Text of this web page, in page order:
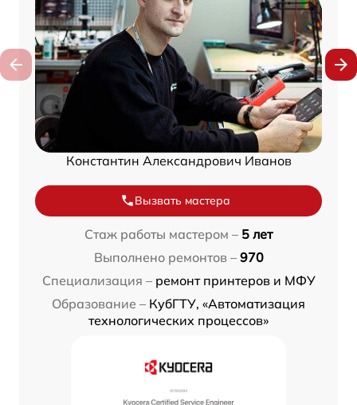
Константин Александрович Иванов
Вызвать мастера
Стаж работы мастером – 5 лет
Выполнено ремонтов – 970
Специализация – ремонт принтеров и МФУ
Образование – КубГТУ, «Автоматизация
технологических процессов»